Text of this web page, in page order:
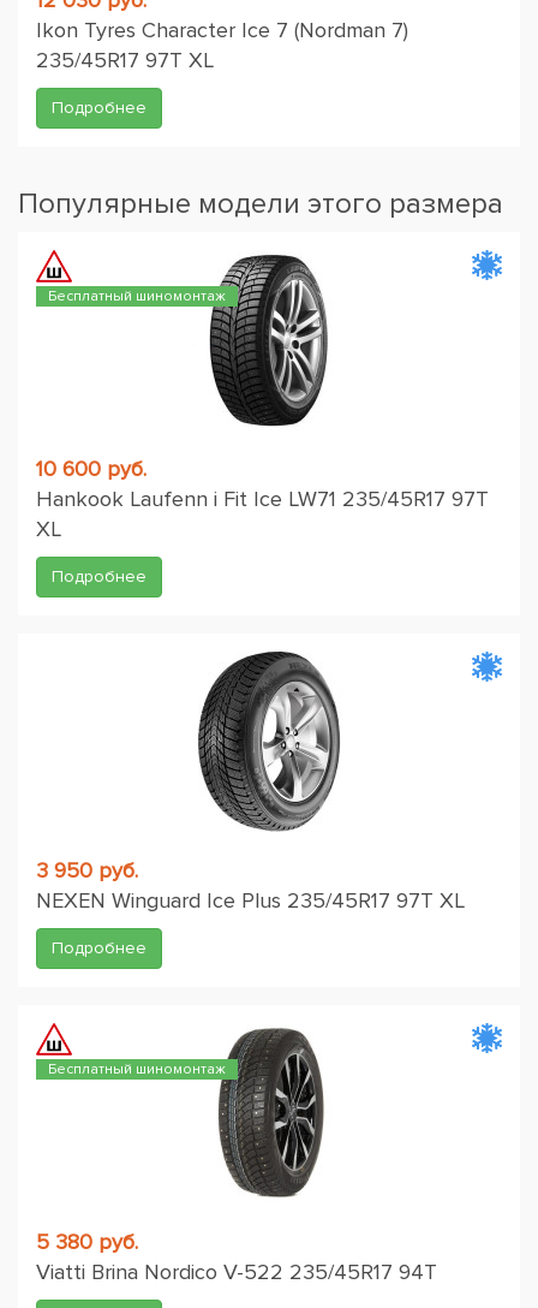
Ikon Tyres Character Ice 7 (Nordman 7)
235/45R17 97T XL
Подробнее
Популярные модели этого размера
Бесплатный шиномонтаж
10 600 руб.
Hankook Laufenn i Fit Ice LW71 235/45R17 97T
XL
Подробнее
3 950 руб.
NEXEN Winguard Ice Plus 235/45R17 97T XL
Подробнее
Бесплатный шиномонтаж
5 380 руб.
Viatti Brina Nordico V-522 235/45R17 94T